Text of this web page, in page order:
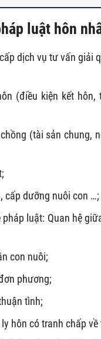
luật hôn
dịch vụ tư vấn giải
(điều kiện kết
(tài sản chung,
cấp dưỡng nuôi con …;
luật: Quan hệ
con nuôi;
phương;
tình;
hôn có tranh chấp